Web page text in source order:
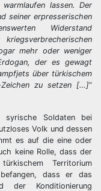
lassen. Der
seiner erpresserischen
Widerstand
mehr oder weniger
der es gewagt
über türkischem
Zeichen zu setzen […]“
syrische Soldaten bei
Volk und dessen
es auf die eine oder
keine Rolle, dass der
Territorium
dass er das
der Konditionierung